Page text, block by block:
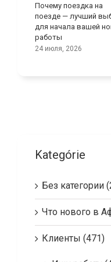
Почему поездка на
поезде — лучший
для начала вашей
работы
24 июля, 2026
Kategórie
Без категории
Что нового в
Клиенты (471)